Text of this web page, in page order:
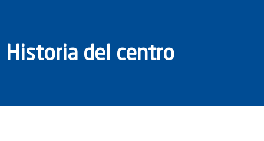
Historia del centro